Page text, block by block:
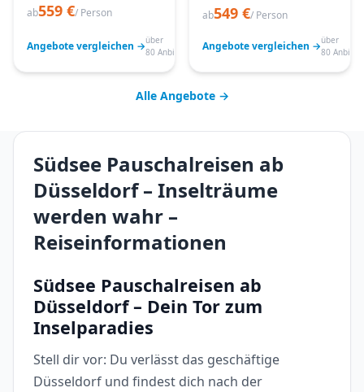
ab559 €/ Person
Angebote vergleichen →über
80 Anbieter
ab549 €/ Person
Angebote vergleichen →über
80
Alle Angebote →
Südsee Pauschalreisen ab
Düsseldorf – Inselträume
werden wahr –
Reiseinformationen
Südsee Pauschalreisen ab
Düsseldorf – Dein Tor zum
Inselparadies
Stell dir vor: Du verlässt das geschäftige
Düsseldorf und findest dich nach der